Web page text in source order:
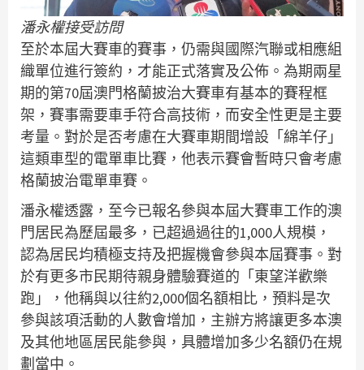
潘永權接受訪問
至於本屆大賽車的賽事，仍需與國際汽聯或相應組
織單位進行簽約，才能正式落實及公佈。為期兩星
期的第70屆澳門格蘭披治大賽車有基本的賽程框
架，賽事需要車手符合高技術，而安全性更是主要
考量。對於是否考慮在大賽車期間增設「綿羊仔」
這類車型的電單車比賽，他表示賽會暫時只會考慮
格蘭披治電單車賽。
潘永權透露，至今已報名參與本屆大賽車工作的澳
門居民為歷屆最多，已超過過往的1,000人規模，
認為居民均積極支持及把握機會參與本屆賽事。對
於有更多市民期待親身體驗賽道的「東望洋歡樂
跑」，他稱與以往約2,000個名額相比，預料是次
參與該項活動的人數會增加，主辦方將讓更多本澳
及其他地區居民能參與，具體增加多少名額仍在規
劃當中。